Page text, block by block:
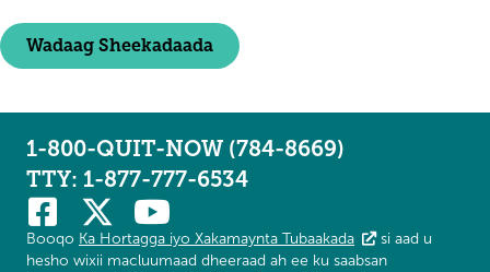
Wadaag Sheekadaada
1-800-QUIT-NOW (784-8669)
TTY: 1-877-777-6534
Booqo Ka Hortagga iyo Xakamaynta Tubaakada
si aad u
hesho wixii macluumaad dheeraad ah ee ku saabsan